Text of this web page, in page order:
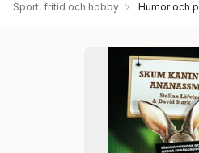
Sport, fritid och hobby Humor och